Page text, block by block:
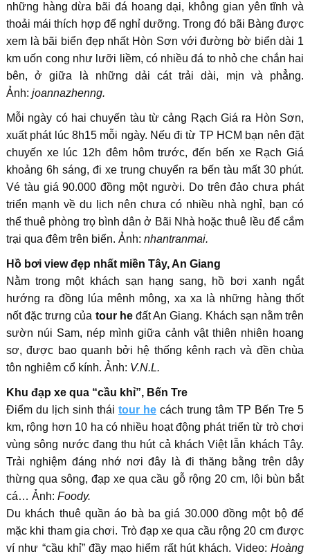
những hàng dừa bãi đá hoang dại, không gian yên tĩnh và
thoải mái thích hợp để nghỉ dưỡng. Trong đó bãi Bàng được
xem là bãi biển đẹp nhất Hòn Sơn với đường bờ biển dài 1
km uốn cong như lưỡi liềm, có nhiều đá to nhỏ che chắn hai
bên, ở giữa là những dải cát trải dài, mịn và phẳng.
Ảnh: joannazhenng.
Mỗi ngày có hai chuyến tàu từ cảng Rạch Giá ra Hòn Sơn,
xuất phát lúc 8h15 mỗi ngày. Nếu đi từ TP HCM bạn nên đặt
chuyến xe lúc 12h đêm hôm trước, đến bến xe Rạch Giá
khoảng 6h sáng, đi xe trung chuyển ra bến tàu mất 30 phút.
Vé tàu giá 90.000 đồng một người. Do trên đảo chưa phát
triển mạnh về du lịch nên chưa có nhiều nhà nghỉ, bạn có
thể thuê phòng trọ bình dân ở Bãi Nhà hoặc thuê lều để cắm
trại qua đêm trên biển. Ảnh: nhantranmai.
Hồ bơi view đẹp nhất miền Tây, An Giang
Nằm trong một khách sạn hạng sang, hồ bơi xanh ngắt
hướng ra đồng lúa mênh mông, xa xa là những hàng thốt
nốt đặc trưng của tour heđất An Giang. Khách sạn nằm trên
sườn núi Sam, nép mình giữa cảnh vật thiên nhiên hoang
sơ, được bao quanh bởi hệ thống kênh rạch và đền chùa
tôn nghiêm cổ kính. Ảnh: V.N.L.
Khu đạp xe qua “cầu khỉ”, Bến Tre
Điểm du lịch sinh thái tour he cách trung tâm TP Bến Tre 5
km, rộng hơn 10 ha có nhiều hoạt động phát triển từ trò chơi
vùng sông nước đang thu hút cả khách Việt lẫn khách Tây.
Trải nghiệm đáng nhớ nơi đây là đi thăng bằng trên dây
thừng qua sông, đạp xe qua cầu gỗ rộng 20 cm, lội bùn bắt
cá… Ảnh: Foody.
Du khách thuê quần áo bà ba giá 30.000 đồng một bộ để
mặc khi tham gia chơi. Trò đạp xe qua cầu rộng 20 cm được
ví như “cầu khỉ” đầy mạo hiểm rất hút khách. Video:Hoàng